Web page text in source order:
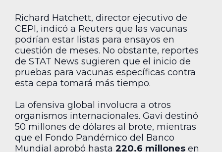
Richard Hatchett, director ejecutivo de
CEPI, indicó a Reuters que las vacunas
podrían estar listas para ensayos en
cuestión de meses. No obstante, reportes
de STAT News sugieren que el inicio de
pruebas para vacunas específicas contra
esta cepa tomará más tiempo.
La ofensiva global involucra a otros
organismos internacionales. Gavi destinó
50 millones de dólares al brote, mientras
que el Fondo Pandémico del Banco
Mundial aprobó hasta 220.6 millones en